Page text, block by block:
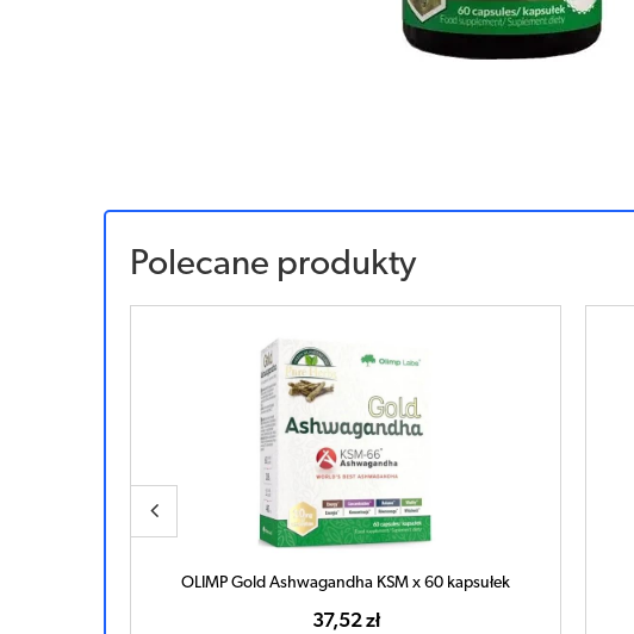
Polecane produkty
OLIMP Gold Ashwagandha KSM x 60 kapsułek
37,52 zł